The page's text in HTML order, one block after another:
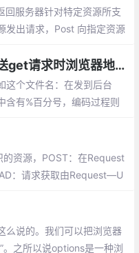
服务器针对特定资源所支
发出请求，Post 向指定资源
node.js含有%百分号时，发送get请求时浏览器地址自动编码的问题
这个文件名：在发到后台
有%百分号，编码过程则
资源，POST：在Request
：请求获取由Request—U
么说的。我们可以把浏览器
。之所以说options是一种浏